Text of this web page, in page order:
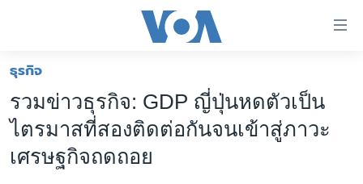
ต่อ
ไป
เนื้อหา
หลัก
หน้าหลัก
โลก
เอเชีย
สหรัฐฯ
ธุรกิจ
รวมข่าวธุรกิจ: GDP ญี่ปุ่นหดตัวเป็น
ไตรมาสที่สองติดต่อกันจนเข้าสู่ภาวะ
เศรษฐกิจถดถอย